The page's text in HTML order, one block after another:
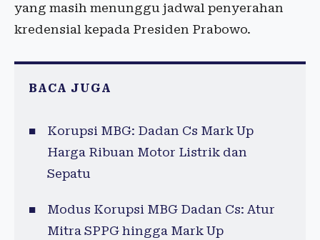
yang masih menunggu jadwal penyerahan
kredensial kepada Presiden Prabowo.
BACA JUGA
Korupsi MBG: Dadan Cs Mark Up
Harga Ribuan Motor Listrik dan
Sepatu
Modus Korupsi MBG Dadan Cs: Atur
Mitra SPPG hingga Mark Up